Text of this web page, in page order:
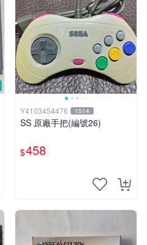
Y4103454476 1514
SS 原廠手把(編號26)
$458